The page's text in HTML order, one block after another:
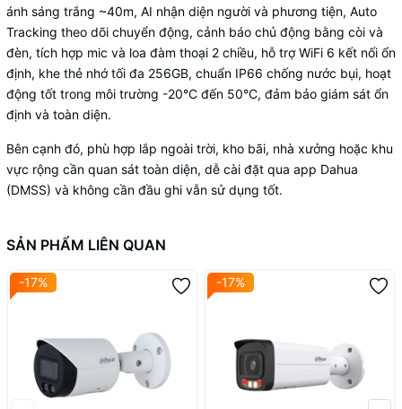
ánh sáng trắng ~40m, AI nhận diện người và phương tiện, Auto
Tracking theo dõi chuyển động, cảnh báo chủ động bằng còi và
đèn, tích hợp mic và loa đàm thoại 2 chiều, hỗ trợ WiFi 6 kết nối ổn
định, khe thẻ nhớ tối đa 256GB, chuẩn IP66 chống nước bụi, hoạt
động tốt trong môi trường -20°C đến 50°C, đảm bảo giám sát ổn
định và toàn diện.
Bên cạnh đó, phù hợp lắp ngoài trời, kho bãi, nhà xưởng hoặc khu
vực rộng cần quan sát toàn diện, dễ cài đặt qua app Dahua
(DMSS) và không cần đầu ghi vẫn sử dụng tốt.
SẢN PHẨM LIÊN QUAN
-17% -17%